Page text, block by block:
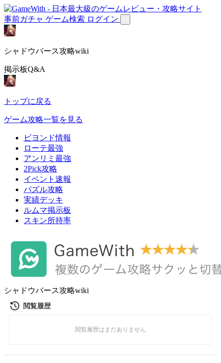
事前ガチャ ゲーム検索 ログイン
シャドウバース攻略wiki
掲示板Q&A
トップに戻る
ゲーム攻略一覧を見る
ビヨンド情報
ローテ最強
アンリミ最強
2Pick攻略
イベント速報
パズル攻略
実績デッキ
ルムマ掲示板
スキン所持率
シャドウバース攻略wiki